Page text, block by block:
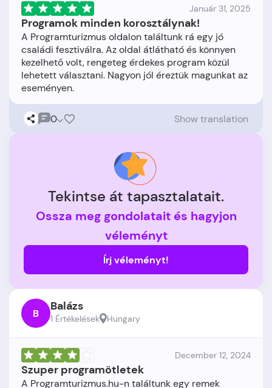
Január 31, 2025
Programok minden korosztálynak!
A Programturizmus oldalon találtunk rá egy jó
családi fesztiválra. Az oldal átlátható és könnyen
kezelhető volt, rengeteg érdekes program közül
lehetett választani. Nagyon jól éreztük magunkat az
0 Show translation
Tekintse át tapasztalatait.
Ossza meg gondolatait és hagyjon
véleményt
Írj véleményt!
B Balázs
1 Értékelések Hungary
December 12, 2024
Szuper programötletek
A Programturizmus.hu-n találtunk egy remek